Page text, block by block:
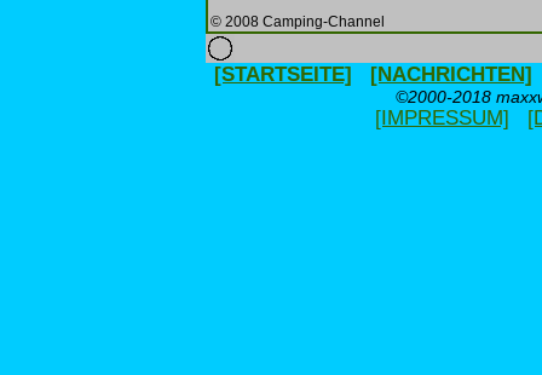
© 2008 Camping-Channel
[STARTSEITE] [NACHRICHTEN]
©2000-2018
[IMPRESSUM]